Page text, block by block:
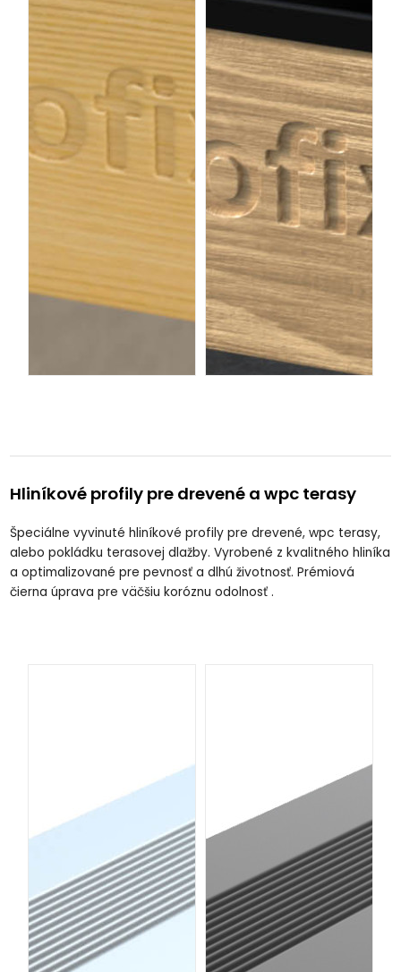
Hliníkové profily pre drevené a wpc terasy
Špeciálne vyvinuté hliníkové profily pre drevené, wpc terasy,
alebo pokládku terasovej dlažby. Vyrobené z kvalitného hliníka
a optimalizované pre pevnosť a dlhú životnosť. Prémiová
čierna úprava pre väčšiu koróznu odolnosť .